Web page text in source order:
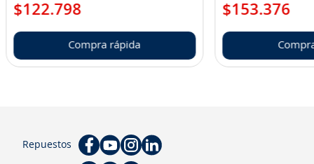
$122.798
Compra rápida
$153.376
Repuestos